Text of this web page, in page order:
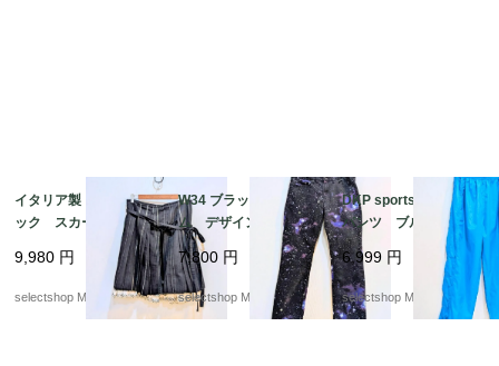
イタリア製 90s ゴシ
ック スカート サイ
ズ４２ ブラック リ
ボン ストライプ プ
リーツ フリル 膝丈ス
9,980 円
selectshop Merci.
W34 ブラック デニ
ム デザイン スキニ
ー ストレッチ ジー
ンズ ボトムス パン
ツ パープル 星屑デザ
イン
7,800 円
selectshop Merci.
DKP sports ナイロン
パンツ ブルー 防
水 ウエストゴム
mens Mサイズ ナイ
ロン パンツ Y2K 太
めのパンツ
6,999 円
selectshop Merci.